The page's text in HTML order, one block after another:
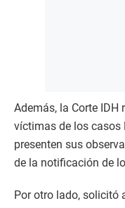
Además, la Corte IDH
víctimas de los casos
presenten sus
de la notificación de
Por otro lado, solicitó